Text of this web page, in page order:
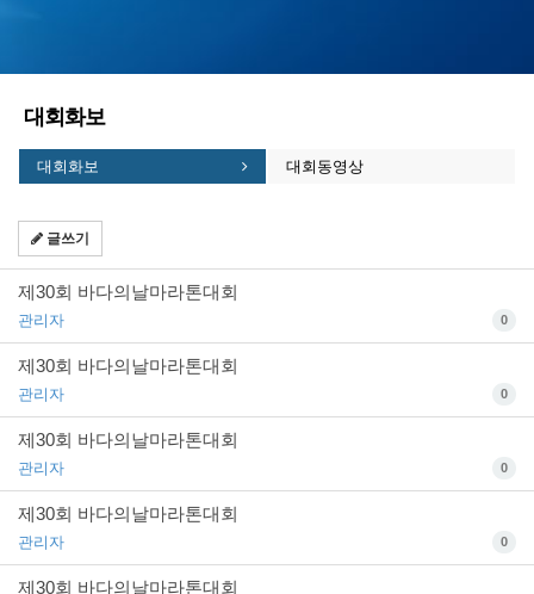
대회화보
대회화보 대회동영상
글쓰기
제30회 바다의날마라톤대회
관리자 0
제30회 바다의날마라톤대회
관리자 0
제30회 바다의날마라톤대회
관리자 0
제30회 바다의날마라톤대회
관리자 0
제30회 바다의날마라톤대회